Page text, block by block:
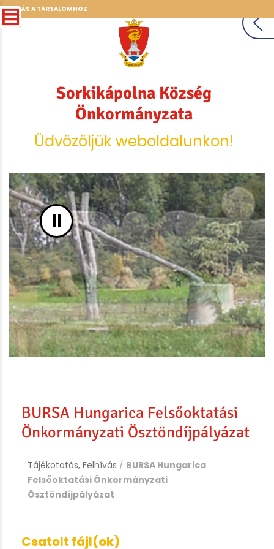
UGRÁS A TARTALOMHOZ
Sorkikápolna Község
Önkormányzata
Üdvözöljük weboldalunkon!
II
BURSA Hungarica Felsőoktatási
Önkormányzati Ösztöndíjpályázat
Tájékotatás, Felhívás / BURSA Hungarica
Felsőoktatási Önkormányzati
Ösztöndíjpályázat
Csatolt fájl(ok)